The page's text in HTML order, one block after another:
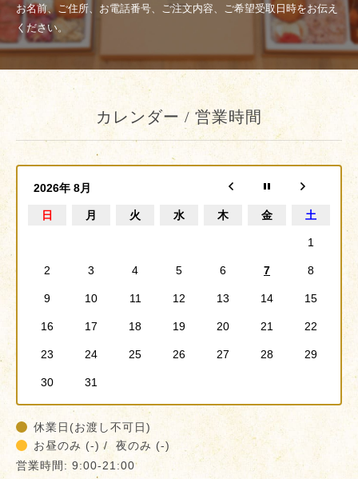
お名前、ご住所、お電話番号、ご注文内容、ご希望受取日時をお伝え
ください。
カレンダー / 営業時間
2026年 8月
日 月 火 水 木 金 土
1
2 3 4 5 6 7 8
9 10 11 12 13 14 15
16 17 18 19 20 21 22
23 24 25 26 27 28 29
30 31
休業日(お渡し不可日)
お昼のみ (-) / 夜のみ (-)
営業時間: 9:00-21:00